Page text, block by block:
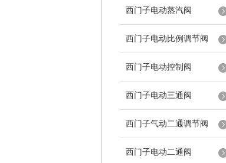
西门子电动蒸汽阀
西门子电动比例调节阀
西门子电动控制阀
西门子电动三通阀
西门子气动二通调节阀
西门子电动二通阀